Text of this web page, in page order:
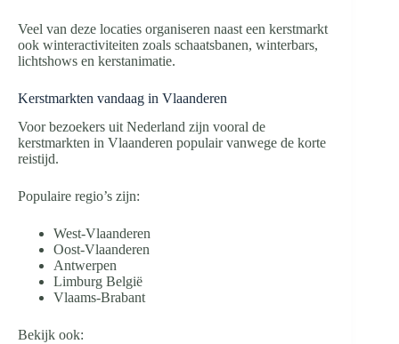
Veel van deze locaties organiseren naast een kerstmarkt
ook winteractiviteiten zoals schaatsbanen, winterbars,
lichtshows en kerstanimatie.
Kerstmarkten vandaag in Vlaanderen
Voor bezoekers uit Nederland zijn vooral de
kerstmarkten in Vlaanderen populair vanwege de korte
reistijd.
Populaire regio’s zijn:
West-Vlaanderen
Oost-Vlaanderen
Antwerpen
Limburg België
Vlaams-Brabant
Bekijk ook: